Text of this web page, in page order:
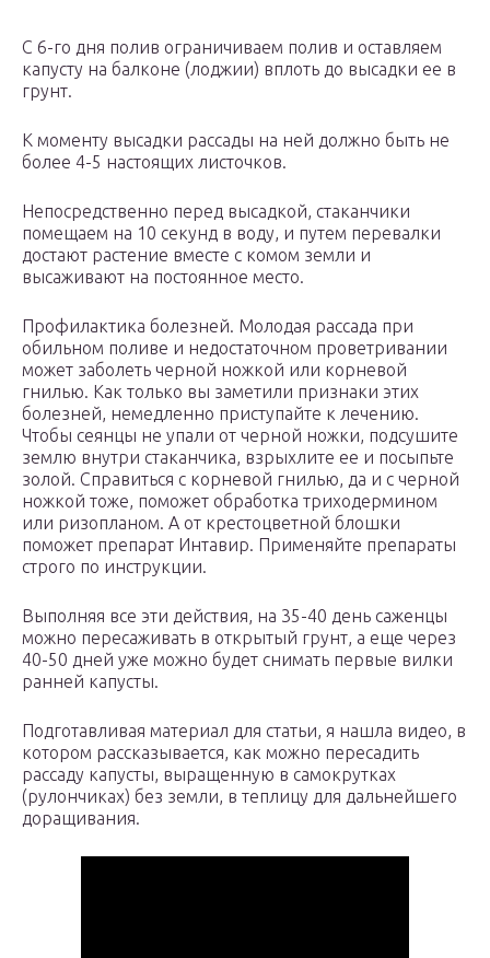
С 6-го дня полив ограничиваем полив и оставляем
капусту на балконе (лоджии) вплоть до высадки ее в
грунт.
К моменту высадки рассады на ней должно быть не
более 4-5 настоящих листочков.
Непосредственно перед высадкой, стаканчики
помещаем на 10 секунд в воду, и путем перевалки
достают растение вместе с комом земли и
высаживают на постоянное место.
Профилактика болезней. Молодая рассада при
обильном поливе и недостаточном проветривании
может заболеть черной ножкой или корневой
гнилью. Как только вы заметили признаки этих
болезней, немедленно приступайте к лечению.
Чтобы сеянцы не упали от черной ножки, подсушите
землю внутри стаканчика, взрыхлите ее и посыпьте
золой. Справиться с корневой гнилью, да и с черной
ножкой тоже, поможет обработка триходермином
или ризопланом. А от крестоцветной блошки
поможет препарат Интавир. Применяйте препараты
строго по инструкции.
Выполняя все эти действия, на 35-40 день саженцы
можно пересаживать в открытый грунт, а еще через
40-50 дней уже можно будет снимать первые вилки
ранней капусты.
Подготавливая материал для статьи, я нашла видео, в
котором рассказывается, как можно пересадить
рассаду капусты, выращенную в самокрутках
(рулончиках) без земли, в теплицу для дальнейшего
доращивания.